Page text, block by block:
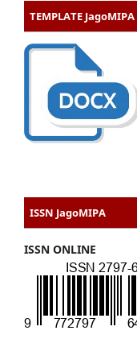
TEMPLATE JagoMIPA
ISSN JagoMIPA
ISSN ONLINE